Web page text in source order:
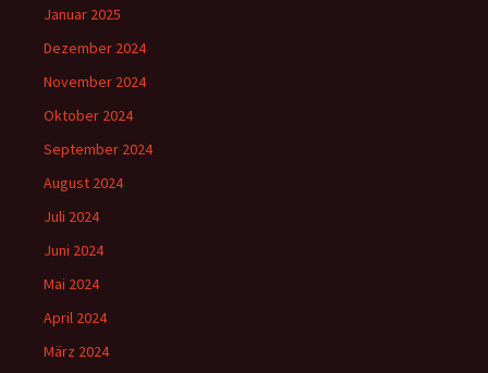
Januar 2025
Dezember 2024
November 2024
Oktober 2024
September 2024
August 2024
Juli 2024
Juni 2024
Mai 2024
April 2024
März 2024